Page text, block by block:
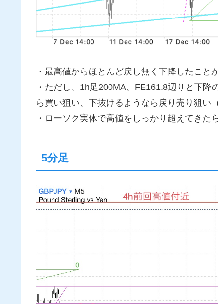
・最高値からほとんど戻し無く下降したこ
・ただし、1h足200MA、FE161.8辺りと下
ら買い狙い、下抜けるようなら戻り売り狙い
・ローソク実体で高値をしっかり超えてきた
5分足